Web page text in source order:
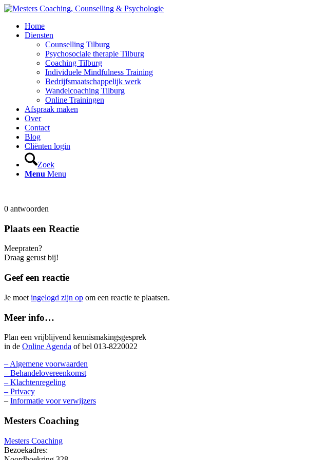
Home
Diensten
Counselling Tilburg
Psychosociale therapie Tilburg
Coaching Tilburg
Individuele Mindfulness Training
Bedrijfsmaatschappelijk werk
Wandelcoaching Tilburg
Online Trainingen
Afspraak maken
Over
Contact
Blog
Cliënten login
Zoek
Menu Menu
0 antwoorden
Plaats een Reactie
Meepraten?
Draag gerust bij!
Geef een reactie
Je moet ingelogd zijn op om een reactie te plaatsen.
Meer info…
Plan een vrijblijvend kennismakingsgesprek
in de Online Agenda of bel 013-8220022
– Algemene voorwaarden
– Behandelovereenkomst
– Klachtenregeling
– Privacy
– Informatie voor verwijzers
Mesters Coaching
Mesters Coaching
Bezoekadres: